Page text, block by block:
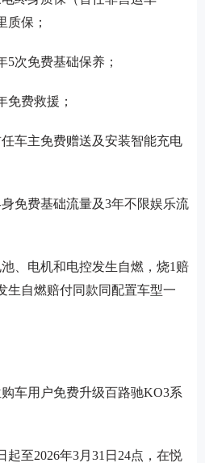
质保；
5次免费基础保养；
免费救援；
车主免费赠送及安装智能充电
免费基础流量及3年不限娱乐流
、电机和电控发生自燃，烧1赔
生自燃赔付同款同配置车型一
购车用户免费升级百路驰KO3系
起至2026年3月31日24点，在悦